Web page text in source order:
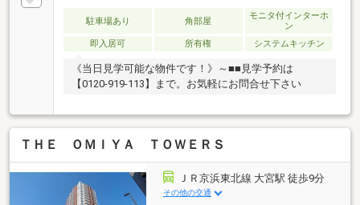
変更または終了する場合がございます。・クロス・
CF・フローリング張替・建具交換・キッチン交換・ユ
ニットバス交換・トイレ交換・洗面台交換・給湯器交
換・照明取付など
駐車場あり 角部屋
モニタ付インターホ
ン
即入居可
所有権 システムキッチン
《当日見学可能な物件です！》～■■見学予約は
【0120-919-113】まで。お気軽にお問合せ下さい
ＴＨＥ ＯＭＩＹＡ ＴＯＷＥＲＳ
ＪＲ京浜東北線 大宮駅 徒歩9分
その他の交通